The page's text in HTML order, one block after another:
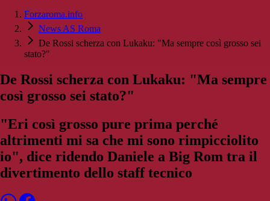
Forzaroma.info
News AS Roma
De Rossi scherza con Lukaku: "Ma sempre così grosso sei
stato?"
De Rossi scherza con Lukaku: "Ma sempre
così grosso sei stato?"
"Eri così grosso pure prima perché
altrimenti mi sa che mi sono rimpicciolito
io", dice ridendo Daniele a Big Rom tra il
divertimento dello staff tecnico